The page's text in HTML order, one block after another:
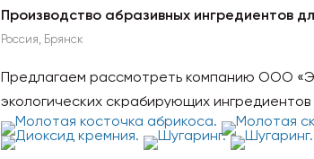
Производство абразивных ингредиентов
Россия, Брянск
Предлагаем рассмотреть компанию ООО
экологических скрабирующих
посетителям...